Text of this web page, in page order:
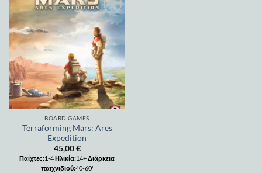
Add to
wishlist
BOARD GAMES
Terraforming Mars: Ares
Expedition
45,00€
Παίχτες:1-4Ηλικία:14+Διάρκεια
παιχνιδιού:40-60'